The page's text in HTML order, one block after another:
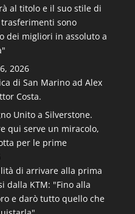
al titolo e il suo stile di
sono
dei migliori in assoluto a
2026
di San Marino ad Alex
Costa.
Unito a Silverstone.
qui serve un miracolo,
per le prime
di arrivare alla prima
dalla KTM: "Fino alla
e darò tutto quello che